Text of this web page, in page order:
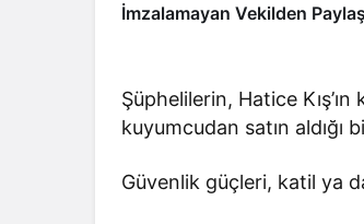
İmzalamayan Vekilden
Şüphelilerin, Hatice
kuyumcudan satın aldığı
Güvenlik güçleri, katil ya